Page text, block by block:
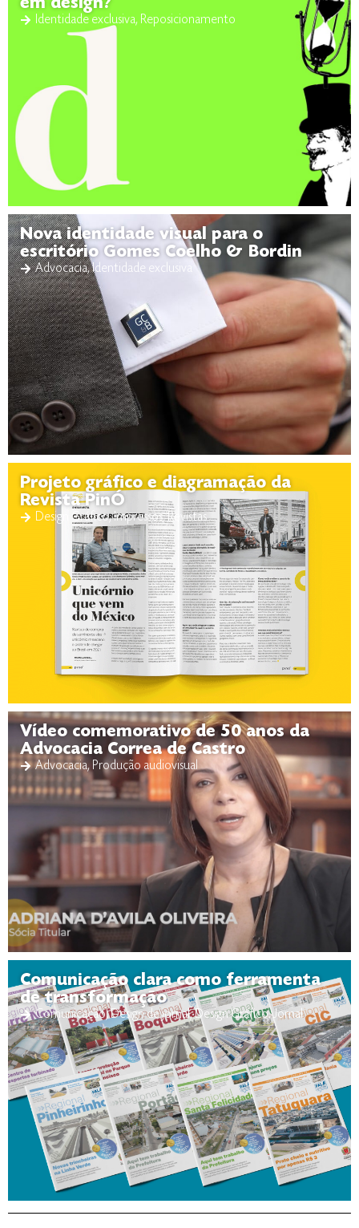
em design?
Identidade exclusiva, Reposicionamento
Nova identidade visual para o
escritório Gomes Coelho & Bordin
Advocacia,Identidade exclusiva
Projeto gráfico e diagramação da
Revista PinÓ
Design Gráfico,Impressos,Revistas
Vídeo comemorativo de 50 anos da
Advocacia Correa de Castro
Advocacia, Produção audiovisual
Comunicação clara como ferramenta
de transformação
Comunicação,Design de jornal,Design Gráfico,Jornal